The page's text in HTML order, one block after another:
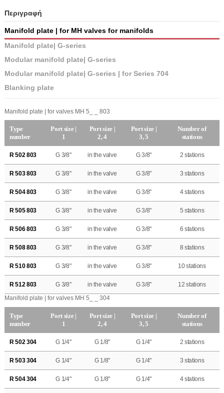
Περιγραφή
Manifold plate | for MH valves for manifolds
Manifold plate| G-series
Modular manifold plate| G-series
Modular manifold plate| G-series | for Series 704
Blanking plate
Manifold plate | for valves MH 5_ _ 803
Type
number
Port size |
1
Port size |
2, 4
Port size |
3, 5
Number of
stations
R 502 803 G 3/8" in the valve G 3/8" 2 stations
R 503 803 G 3/8" in the valve G 3/8" 3 stations
R 504 803 G 3/8" in the valve G 3/8" 4 stations
R 505 803 G 3/8" in the valve G 3/8" 5 stations
R 506 803 G 3/8" in the valve G 3/8" 6 stations
R 508 803 G 3/8" in the valve G 3/8" 8 stations
R 510 803 G 3/8" in the valve G 3/8" 10 stations
R 512 803 G 3/8" in the valve G 3/8"
12 stations
Manifold plate | for valves MH 5_ _ 304
Type
number
Port size |
1
Port size |
2, 4
Port size |
3, 5
Number of
stations
R 502 304 G 1/4" G 1/8" G 1/4" 2 stations
R 503 304 G 1/4" G 1/8" G 1/4" 3 stations
R 504 304 G 1/4" G 1/8" G 1/4" 4 stations